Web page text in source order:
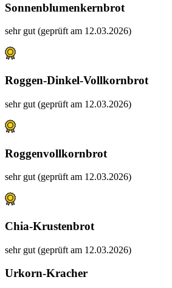
Sonnenblumenkernbrot
sehr gut (geprüft am 12.03.2026)
Roggen-Dinkel-Vollkornbrot
sehr gut (geprüft am 12.03.2026)
Roggenvollkornbrot
sehr gut (geprüft am 12.03.2026)
Chia-Krustenbrot
sehr gut (geprüft am 12.03.2026)
Urkorn-Kracher